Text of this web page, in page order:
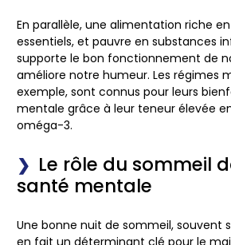
En parallèle, une alimentation riche
essentiels, et pauvre en substances
supporte le bon fonctionnement de
améliore notre humeur. Les régimes
exemple, sont connus pour leurs
mentale grâce à leur teneur élevée
oméga-3.
Le rôle du sommeil
santé mentale
Une bonne nuit de sommeil, souvent